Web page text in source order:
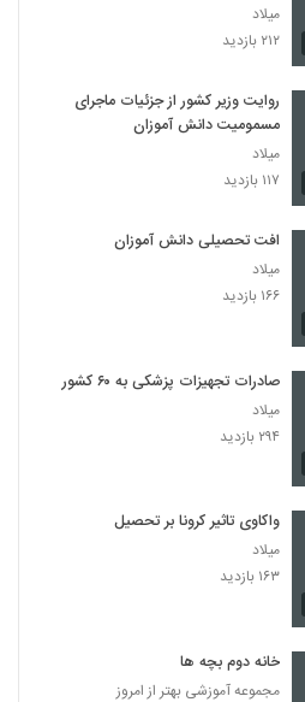
میلاد
۲۱۲ بازدید
روایت وزیر کشور از جزئیات ماجرای
مسمومیت دانش آموزان
میلاد
۱۱۷ بازدید
افت تحصیلی دانش آموزان
میلاد
۱۶۶ بازدید
صادرات تجهیزات پزشکی به ۶۰ کشور
میلاد
۲۹۴ بازدید
واکاوی تاثیر کرونا بر تحصیل
میلاد
۱۶۳ بازدید
خانه دوم بچه ها
مجموعه آموزشی بهتر از امروز